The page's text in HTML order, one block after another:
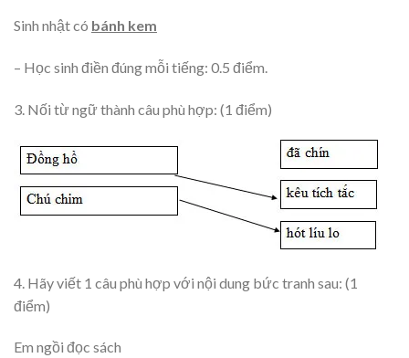
Sinh nhật có bánh kem
– Học sinh điền đúng mỗi tiếng: 0.5 điểm.
3. Nối từ ngữ thành câu phù hợp: (1 điểm)
4. Hãy viết 1 câu phù hợp với nội dung bức tranh sau: (1
điểm)
Em ngồi đọc sách